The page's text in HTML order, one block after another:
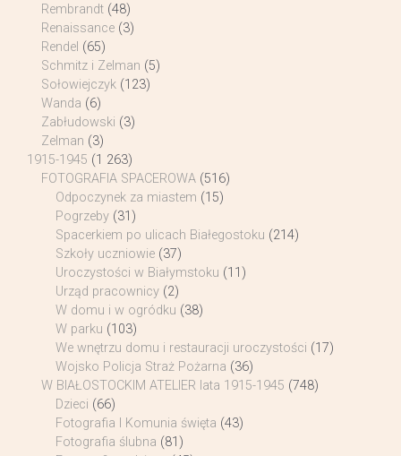
Rembrandt (48)
Renaissance (3)
Rendel (65)
Schmitz i Zelman (5)
Sołowiejczyk (123)
Wanda (6)
Zabłudowski (3)
Zelman (3)
1915-1945 (1 263)
FOTOGRAFIA SPACEROWA (516)
Odpoczynek za miastem (15)
Pogrzeby (31)
Spacerkiem po ulicach Białegostoku (214)
Szkoły uczniowie (37)
Uroczystości w Białymstoku (11)
Urząd pracownicy (2)
W domu i w ogródku (38)
W parku (103)
We wnętrzu domu i restauracji uroczystości (17)
Wojsko Policja Straż Pożarna (36)
W BIAŁOSTOCKIM ATELIER lata 1915-1945 (748)
Dzieci (66)
Fotografia I Komunia święta (43)
Fotografia ślubna (81)